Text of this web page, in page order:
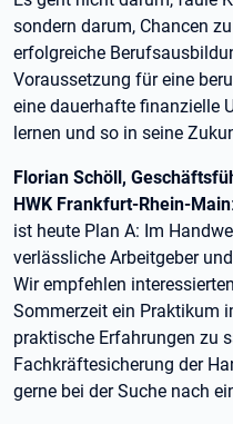
sondern darum, Chancen
erfolgreiche
Voraussetzung für eine
eine dauerhafte finanzielle
lernen und so in seine
Florian Schöll,
HWK Frankfurt-Rhein-Main
ist heute Plan A: Im
verlässliche Arbeitgeber
Wir empfehlen
Sommerzeit ein Praktikum
praktische Erfahrungen zu
Fachkräftesicherung der
gerne bei der Suche nach